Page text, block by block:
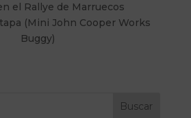
el Rallye de Marruecos
(Mini John Cooper Works
Buggy)
Buscar